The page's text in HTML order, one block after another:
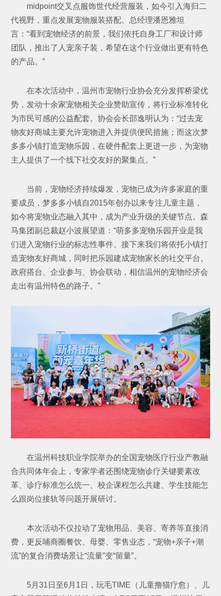
midpoint交叉点服饰世代经营服装，如今引入海归二
代视野，重点发展宠物服装搭配。总经理潘恩雅坦
言：“看到宠物经济的前景，我们依托自身工厂和设计师
团队，推出了人宠亲子装，希望在这个行业做出更有特色
的产品。”
在本次活动中，温州市宠物行业协会充分发挥桥梁优
势，发动十余家宠物相关企业赞助宣传，将行业标准转化
为市民可感的公益配套。协会会长邵逸明认为：“过去宠
物友好商城主要允许宠物进入并提供便民措施；而这次梦
多多小镇打造宠物乐园，在硬件配套上更进一步，为宠物
主人提供了一个线下社交友好的聚集点。”
当前，宠物经济持续爆发，宠物已成为许多家庭的重
要成员，梦多多小镇自2015年创办以来专注儿童主题，
如今将宠物业态融入其中，成为产业升级的关键节点。森
马集团副总裁赵小波展望道：“萌多多宠物乐园开业是我
们进入宠物行业的标志性事件。接下来我们将依托小镇打
造宠物友好商城，同时把乐园建成宠物家长的社交平台。
政府搭台、企业参与、协会联动，相信温州的宠物经济会
走出有温州特色的路子。”
在温州科技职业学院举办的全国宠物医疗行业产教融
合共同体年会上，专家学者还围绕宠物诊疗关键要素改
革、诊疗标准怎么统一、校企课程怎么共建、学生技能怎
么跟岗位接轨等问题开展研讨。
本次活动不仅拉动了宠物用品、美容、寄养等直接消
费，更反哺商圈餐饮、母婴、零售业态，“宠物+亲子+潮
流”的复合消费场景让“流量”变“留量”。
5月31日至6月1日，玩毛TIME（儿童撸猫疗愈）、儿